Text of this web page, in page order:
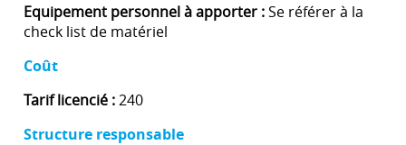
Equipement personnel à apporter :Se référer à la
check list de matériel
Coût
Tarif licencié :240
Structure responsable